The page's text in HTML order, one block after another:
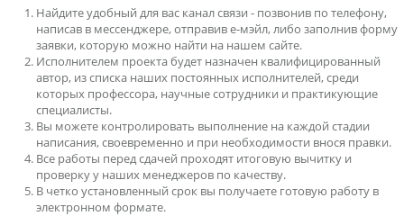
Найдите удобный для вас канал связи - позвонив по телефону,
написав в мессенджере, отправив е-мэйл, либо заполнив форму
заявки, которую можно найти на нашем сайте.
Исполнителем проекта будет назначен квалифицированный
автор, из списка наших постоянных исполнителей, среди
которых профессора, научные сотрудники и практикующие
специалисты.
Вы можете контролировать выполнение на каждой стадии
написания, своевременно и при необходимости внося правки.
Все работы перед сдачей проходят итоговую вычитку и
проверку у наших менеджеров по качеству.
В четко установленный срок вы получаете готовую работу в
электронном формате.